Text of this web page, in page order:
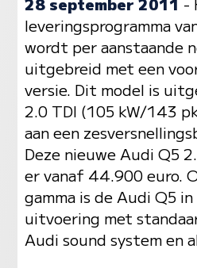
leveringsprogramma
wordt per aanstaande
uitgebreid met een
versie. Dit model is
2.0 TDI (105 kW/143
aan een
Deze nieuwe Audi Q5
er vanaf 44.900 euro.
gamma is de Audi Q5
uitvoering met
Audi sound system en